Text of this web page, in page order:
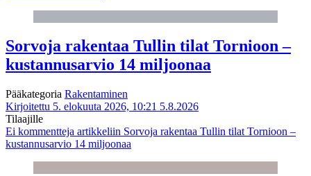
Sorvoja rakentaa Tullin tilat Tornioon –
kustannusarvio 14 miljoonaa
Pääkategoria Rakentaminen
Kirjoitettu 5. elokuuta 2026, 10:21 5.8.2026
Tilaajille
Ei kommentteja artikkeliin Sorvoja rakentaa Tullin tilat Tornioon –
kustannusarvio 14 miljoonaa